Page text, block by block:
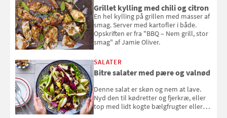
Grillet kylling med chili og citron
En hel kylling på grillen med masser af
smag. Server med kartofler i både.
Opskriften er fra "BBQ – Nem grill, stor
smag" af Jamie Oliver.
SALATER
Bitre salater med pære og valnød
Denne salat er skøn og nem at lave.
Nyd den til kødretter og fjerkræ, eller
top med lidt kogte bælgfrugter eller